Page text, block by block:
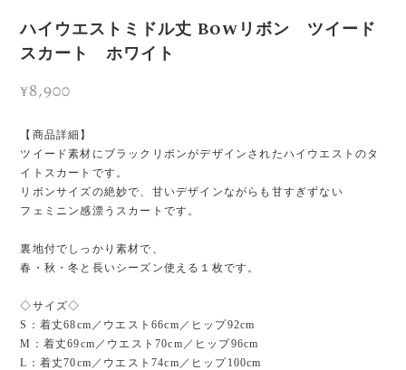
ハイウエストミドル丈 Bowリボン ツイード
スカート ホワイト
¥8,900
【商品詳細】
ツイード素材にブラックリボンがデザインされたハイウエストのタ
イトスカートです。
リボンサイズの絶妙で、甘いデザインながらも甘すぎずない
フェミニン感漂うスカートです。
裏地付でしっかり素材で、
春・秋・冬と長いシーズン使える１枚です。
◇サイズ◇
S：着丈68cm／ウエスト66cm／ヒップ92cm
M：着丈69cm／ウエスト70cm／ヒップ96cm
L：着丈70cm／ウエスト74cm／ヒップ100cm